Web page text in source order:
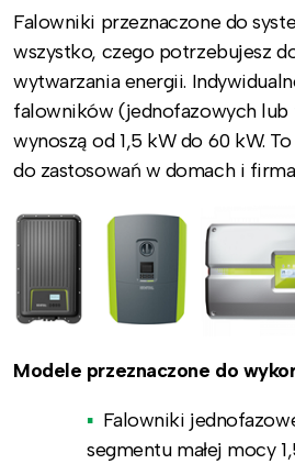
Falowniki przeznaczone do
wszystko, czego potrzebujesz
wytwarzania energii.
falowników (jednofazowych
wynoszą od 1,5 kW do 60 kW.
do zastosowań w domach i
Modele przeznaczone do
Falowniki
segmentu małej mocy